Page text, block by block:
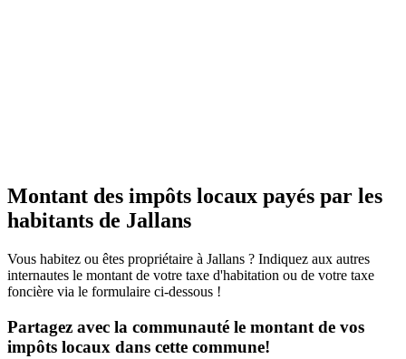
Montant des impôts locaux payés par les
habitants de Jallans
Vous habitez ou êtes propriétaire à Jallans ? Indiquez aux autres
internautes le montant de votre taxe d'habitation ou de votre taxe
foncière via le formulaire ci-dessous !
Partagez avec la communauté le montant de vos
impôts locaux dans cette commune!